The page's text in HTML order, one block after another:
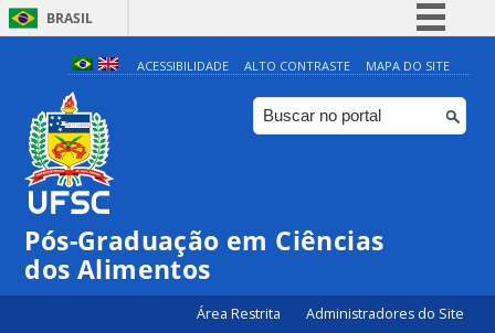
BRASIL
Simplifique!
Comunica BR
Participe
Canais
ACESSIBILIDADE ALTO CONTRASTE MAPA DO SITE
Pós-Graduação em Ciências
dos Alimentos
Área Restrita Administradores do Site